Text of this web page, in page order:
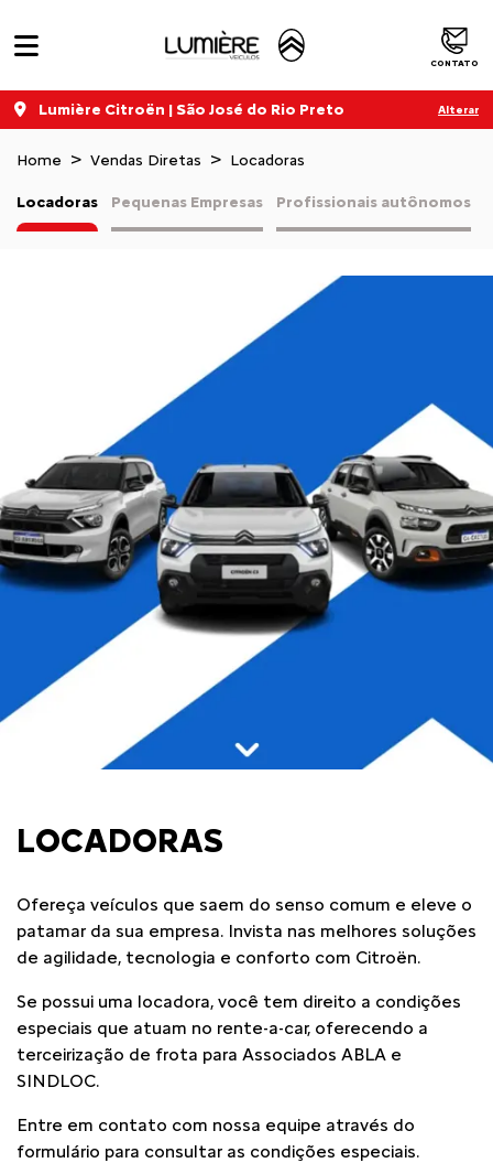
CONTATO
Lumière Citroën | São José do Rio Preto Alterar
Home Vendas Diretas Locadoras
Pequenas Empresas Profissionais autônomos
Locadoras
LOCADORAS
Ofereça veículos que saem do senso comum e eleve o
patamar da sua empresa. Invista nas melhores soluções
de agilidade, tecnologia e conforto com Citroën.
Se possui uma locadora, você tem direito a condições
especiais que atuam no rente-a-car, oferecendo a
terceirização de frota para Associados ABLA e
SINDLOC.
Entre em contato com nossa equipe através do
formulário para consultar as condições especiais.